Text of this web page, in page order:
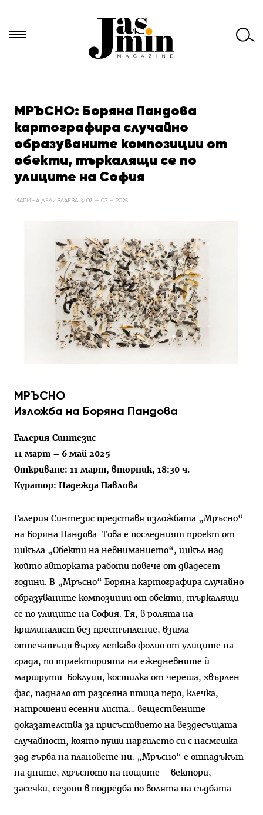
за:МРЪСНО: Боряна Пандова
картографира случайно
образуваните композиции от
обекти, търкалящи се по
улиците на София
МАРИНА ДЕЛИВЛАЕВА @ 07 — 03 — 2025
МРЪСНО
Изложба на Боряна Пандова
Галерия Синтезис
11 март – 6 май 2025
Откриване: 11 март, вторник, 18:30 ч.
Куратор: Надежда Павлова
Галерия Синтезис представя изложбата „Мръсно“
на Боряна Пандова. Това е последният проект от
цикъла „Обекти на невниманието“, цикъл над
който авторката работи повече от двадесет
години. В „Мръсно“ Боряна картографира случайно
образуваните композиции от обекти, търкалящи
се по улиците на София. Тя, в ролята на
криминалист без престъпление, взима
отпечатъци върху лепкаво фолио от улиците на
града, по траекторията на ежедневните ѝ
маршрути. Боклуци, костилка от череша, хвърлен
фас, паднало от разсеяна птица перо, клечка,
натрошени есенни листа… веществените
доказателства за присъствието на вездесъщата
случайност, която пуши наргилето си с насмешка
зад гърба на плановете ни. „Мръсно“ е отпадъкът
на дните, мръсното на нощите – вектори,
засечки, сезони в подредба по волята на съдбата.